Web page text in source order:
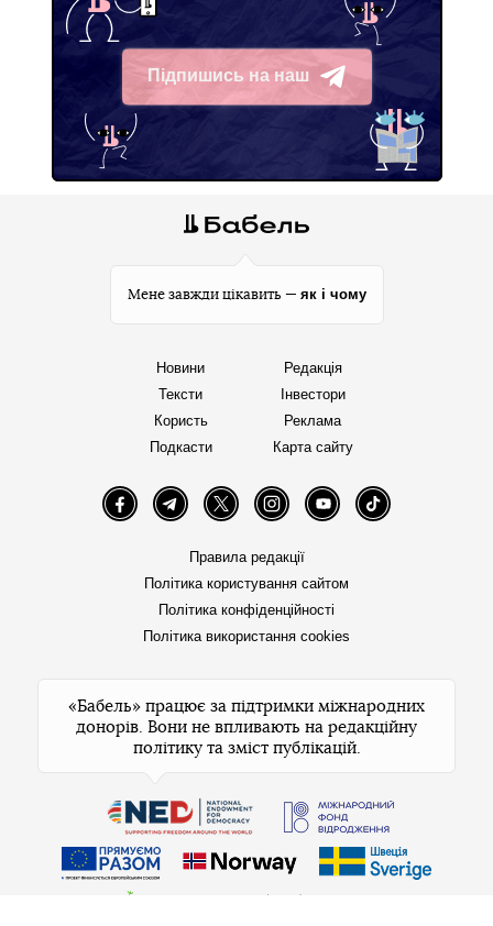
Підпишись на наш
Telegram
Мене завжди цікавить — як і чому
Новини
Тексти
Користь
Подкасти
Редакція
Інвестори
Реклама
Карта сайту
FacebookTelegramTwitter InstagramYouTube TikTok
Правила редакції
Політика користування сайтом
Політика конфіденційності
Політика використання cookies
«Бабель» працює за підтримки міжнародних
донорів. Вони не впливають на редакційну
політику та зміст публікацій.